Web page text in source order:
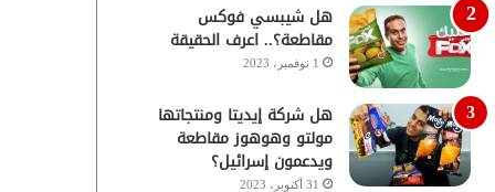
هل شيبسي فوكس
مقاطعة؟.. اعرف الحقيقة
1 نوفمبر، 2023
هل شركة إيديتا ومنتجاتها
مولتو وهوهوز مقاطعة
ويدعمون إسرائيل؟
31 أكتوبر، 2023